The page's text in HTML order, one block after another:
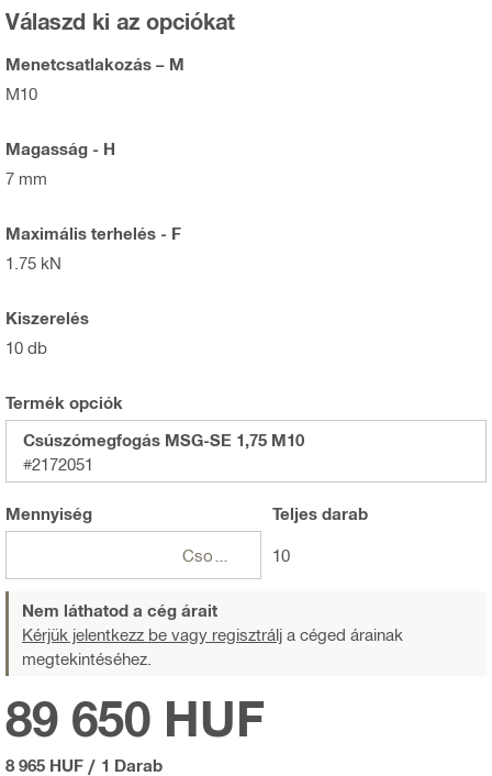
Válaszd ki az opciókat
Menetcsatlakozás – M
M10
Magasság - H
7 mm
Maximális terhelés - F
1.75 kN
Kiszerelés
10 db
Termék opciók
Csúszómegfogás MSG-SE 1,75 M10
#2172051
Mennyiség Teljesdarab
10
Nem láthatod a cég árait
Kérjük jelentkezz be vagy regisztrálj a céged árainak
megtekintéséhez.
89 650 HUF
8 965 HUF / 1 Darab